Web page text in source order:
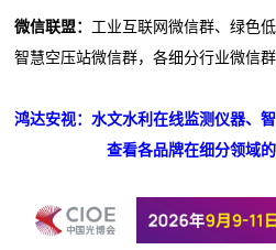
微信联盟： 工业互联网微信群、绿色
智慧空压站微信群，各细分行业微信群
鸿达安视：水文水利在线监测仪器、
查看各品牌在细分领域